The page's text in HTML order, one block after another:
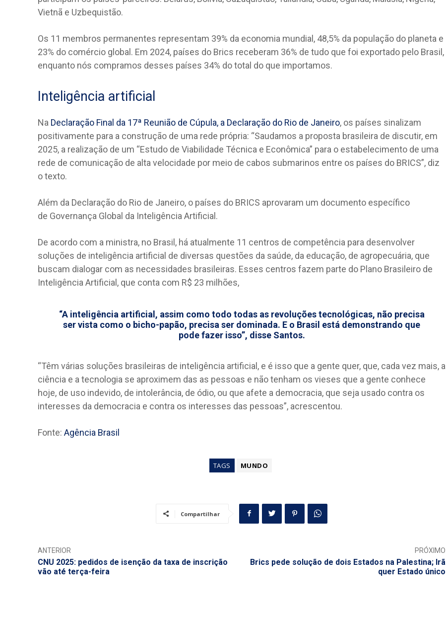
Vietnã e Uzbequistão.
Os 11 membros permanentes representam 39% da economia mundial, 48,5% da população do planeta e
23% do comércio global. Em 2024, países do Brics receberam 36% de tudo que foi exportado pelo Brasil,
enquanto nós compramos desses países 34% do total do que importamos.
Inteligência artificial
Na Declaração Final da 17ª Reunião de Cúpula, a Declaração do Rio de Janeiro, os países sinalizam
positivamente para a construção de uma rede própria: “Saudamos a proposta brasileira de discutir, em
2025, a realização de um “Estudo de Viabilidade Técnica e Econômica” para o estabelecimento de uma
rede de comunicação de alta velocidade por meio de cabos submarinos entre os países do BRICS”, diz
o texto.
Além da Declaração do Rio de Janeiro, o países do BRICS aprovaram um documento específico
de Governança Global da Inteligência Artificial.
De acordo com a ministra, no Brasil, há atualmente 11 centros de competência para desenvolver
soluções de inteligência artificial de diversas questões da saúde, da educação, de agropecuária, que
buscam dialogar com as necessidades brasileiras. Esses centros fazem parte do Plano Brasileiro de
Inteligência Artificial, que conta com R$ 23 milhões,
“A inteligência artificial, assim como todo todas as revoluções tecnológicas, não precisa
ser vista como o bicho-papão, precisa ser dominada. E o Brasil está demonstrando que
pode fazer isso”, disse Santos.
“Têm várias soluções brasileiras de inteligência artificial, e é isso que a gente quer, que, cada vez mais, a
ciência e a tecnologia se aproximem das as pessoas e não tenham os vieses que a gente conhece
hoje, de uso indevido, de intolerância, de ódio, ou que afete a democracia, que seja usado contra os
interesses da democracia e contra os interesses das pessoas”, acrescentou.
Fonte: Agência Brasil
TAGS MUNDO
Compartilhar
ANTERIOR
CNU 2025: pedidos de isenção da taxa de inscrição
vão até terça-feira
PRÓXIMO
Brics pede solução de dois Estados na Palestina; Irã
quer Estado único